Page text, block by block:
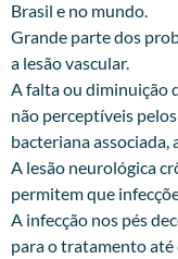
Brasil e no mundo.
Grande parte dos
a lesão vascular.
A falta ou diminuição
não perceptíveis
bacteriana associada,
A lesão neurológica
permitem que
A infecção nos pés
para o tratamento até